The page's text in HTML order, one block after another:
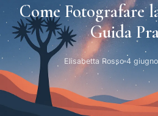
Come Fotografare
Guida
Elisabetta Rosso 4